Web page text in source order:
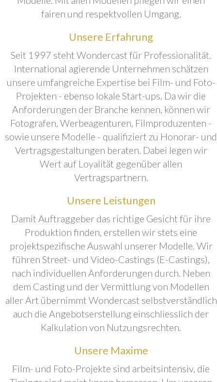
fairen und respektvollen Umgang.
Unsere Erfahrung
Seit 1997 steht Wondercast für Professionalität.
International agierende Unternehmen schätzen
unsere umfangreiche Expertise bei Film- und Foto-
Projekten - ebenso lokale Start-ups. Da wir die
Anforderungen der Branche kennen, können wir
Fotografen, Werbeagenturen, Filmproduzenten -
sowie unsere Modelle - qualifiziert zu Honorar- und
Vertragsgestaltungen beraten. Dabei legen wir
Wert auf Loyalität gegenüber allen
Vertragspartnern.
Unsere Leistungen
Damit Auftraggeber das richtige Gesicht für ihre
Produktion finden, erstellen wir stets eine
projektspezifische Auswahl unserer Modelle. Wir
führen Street- und Video-Castings (E-Castings),
nach individuellen Anforderungen durch. Neben
dem Casting und der Vermittlung von Modellen
aller Art übernimmt Wondercast selbstverständlich
auch die Angebotserstellung einschliesslich der
Kalkulation von Nutzungsrechten.
Unsere Maxime
Film- und Foto-Projekte sind arbeitsintensiv, die